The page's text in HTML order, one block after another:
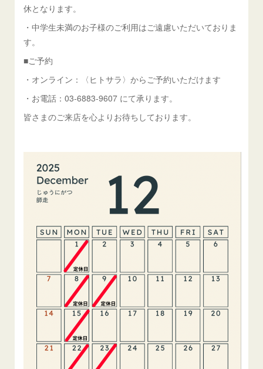
休となります。
・中学生未満のお子様のご利用はご遠慮いただいておりま
す。
■ご予約
・オンライン：〈ヒトサラ〉からご予約いただけます
・お電話：03-6883-9607 にて承ります。
皆さまのご来店を心よりお待ちしております。